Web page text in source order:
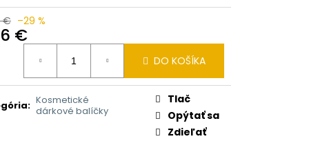
€ –29 %
€
DO KOŠÍKA
: Kosmetické
dárkové balíčky
Tlač
Opýtať sa
Zdieľať